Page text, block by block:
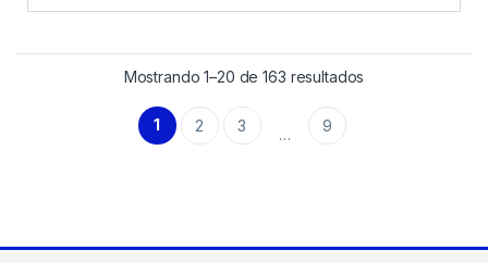
Mostrando 1–20 de 163 resultados
1 2 3 … 9